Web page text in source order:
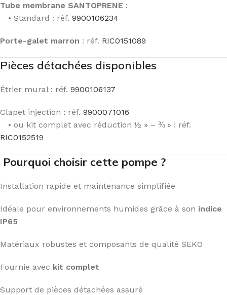
Tube membrane SANTOPRENE :
• Standard : réf. 9900106234
Porte-galet marron : réf. RIC0151089
Pièces détachées disponibles
Étrier mural : réf. 9900106137
Clapet injection : réf. 9900071016
• ou kit complet avec réduction ½ » – ⅜ » : réf.
RIC0152519
Pourquoi choisir cette pompe ?
Installation rapide et maintenance simplifiée
Idéale pour environnements humides grâce à son indice
IP65
Matériaux robustes et composants de qualité SEKO
Fournie avec kit complet
Support de pièces détachées assuré